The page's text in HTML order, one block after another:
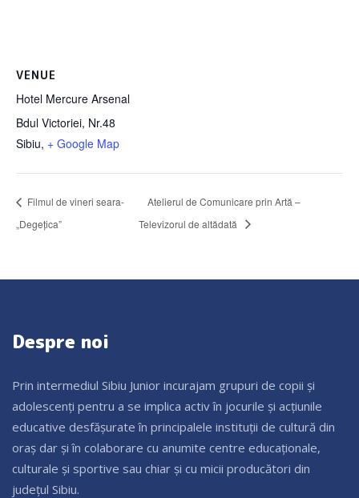
VENUE
Hotel Mercure Arsenal
Bdul Victoriei, Nr.48
Sibiu, + Google Map
Filmul de vineri seara-
„Degețica”
Atelierul de Comunicare prin Artă –
Televizorul de altădată
Despre noi
Prin intermediul Sibiu Junior incurajam grupuri de copii și
adolescenți pentru a se implica activ în jocurile și acțiunile
educative desfășurate în principalele instituții de cultură din
oraș dar și în colaborare cu anumite centre educaționale,
culturale și sportive sau chiar și cu micii producători din
județul Sibiu.